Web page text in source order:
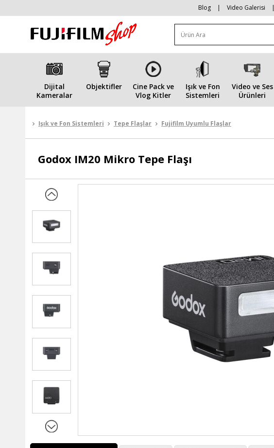
Blog | Video Galerisi |
Dijital
Kameralar
Objektifler
Cine Pack ve
Vlog Kitler
Işık ve Fon
Sistemleri
Video ve Ses
Ürünleri
Işık ve Fon Sistemleri Tepe Flaşlar Fujifilm Uyumlu Flaşlar
Godox IM20 Mikro Tepe Flaşı